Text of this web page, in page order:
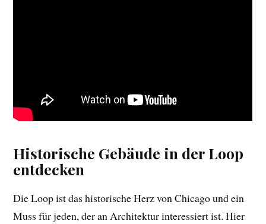
Historische Gebäude in der Loop
entdecken
Die Loop ist das historische Herz von Chicago und ein
Muss für jeden, der an Architektur interessiert ist. Hier